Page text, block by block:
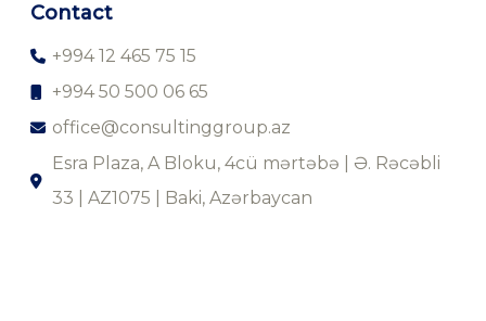
Contact
+994 12 465 75 15
+994 50 500 06 65
office@consultinggroup.az
Esra Plaza, A Bloku, 4cü mərtəbə | Ə. Rəcəbli
33 | AZ1075 | Baki, Azərbaycan